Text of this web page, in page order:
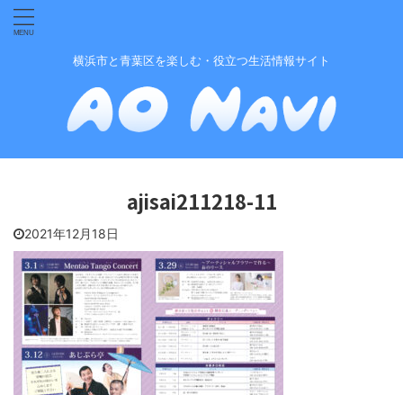
横浜市と青葉区を楽しむ・役立つ生活情報サイト
ajisai211218-11
2021年12月18日